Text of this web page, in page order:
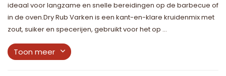
ideaal voor langzame en snelle bereidingen op de barbecue of
in de oven.Dry Rub Varken is een kant-en-klare kruidenmix met
zout, suiker en specerijen, gebruikt voor het op ...
Toon meer